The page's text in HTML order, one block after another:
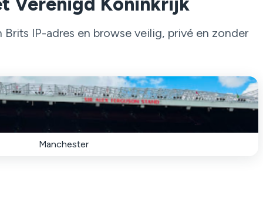
IP-adres en browse veilig, privé en zonder
Manchester